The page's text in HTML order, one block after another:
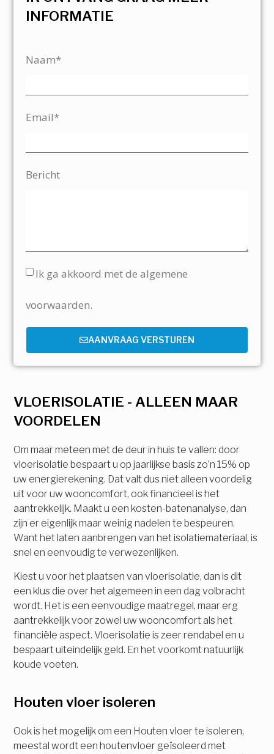
VLOERISOLATIE - ALLEEN MAAR
VOORDELEN
Om maar meteen met de deur in huis te vallen: door
vloerisolatie bespaart u op jaarlijkse basis zo’n 15% op
uw energierekening. Dat valt dus niet alleen voordelig
uit voor uw wooncomfort, ook financieel is het
aantrekkelijk. Maakt u een kosten-batenanalyse, dan
zijn er eigenlijk maar weinig nadelen te bespeuren.
Want het laten aanbrengen van het isolatiemateriaal, is
snel en eenvoudig te verwezenlijken.
Kiest u voor het plaatsen van vloerisolatie, dan is dit
een klus die over het algemeen in een dag volbracht
wordt. Het is een eenvoudige maatregel, maar erg
aantrekkelijk voor zowel uw wooncomfort als het
financiële aspect. Vloerisolatie is zeer rendabel en u
bespaart uiteindelijk geld. En het voorkomt natuurlijk
koude voeten.
Houten vloer isoleren
Ook is het mogelijk om een Houten vloer te isoleren,
meestal wordt een houtenvloer geïsoleerd met
INFORMATIE
Naam*
Email*
Bericht
Ik ga akkoord met de algemene
voorwaarden.
AANVRAAG VERSTUREN